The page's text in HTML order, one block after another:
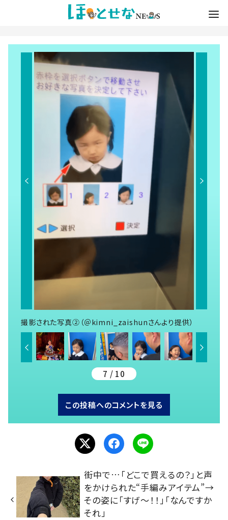
撮影された写真②（＠kimni_zaishunさんより提供）
7 / 10
この投稿へのコメントを見る
街中で…「どこで買えるの？」と声
をかけられた“手編みアイテム”→
その姿に「すげ〜！！」「なんですか
それ」